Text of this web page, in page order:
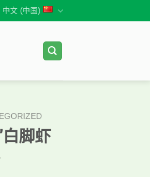
中文 (中国)
白脚虾